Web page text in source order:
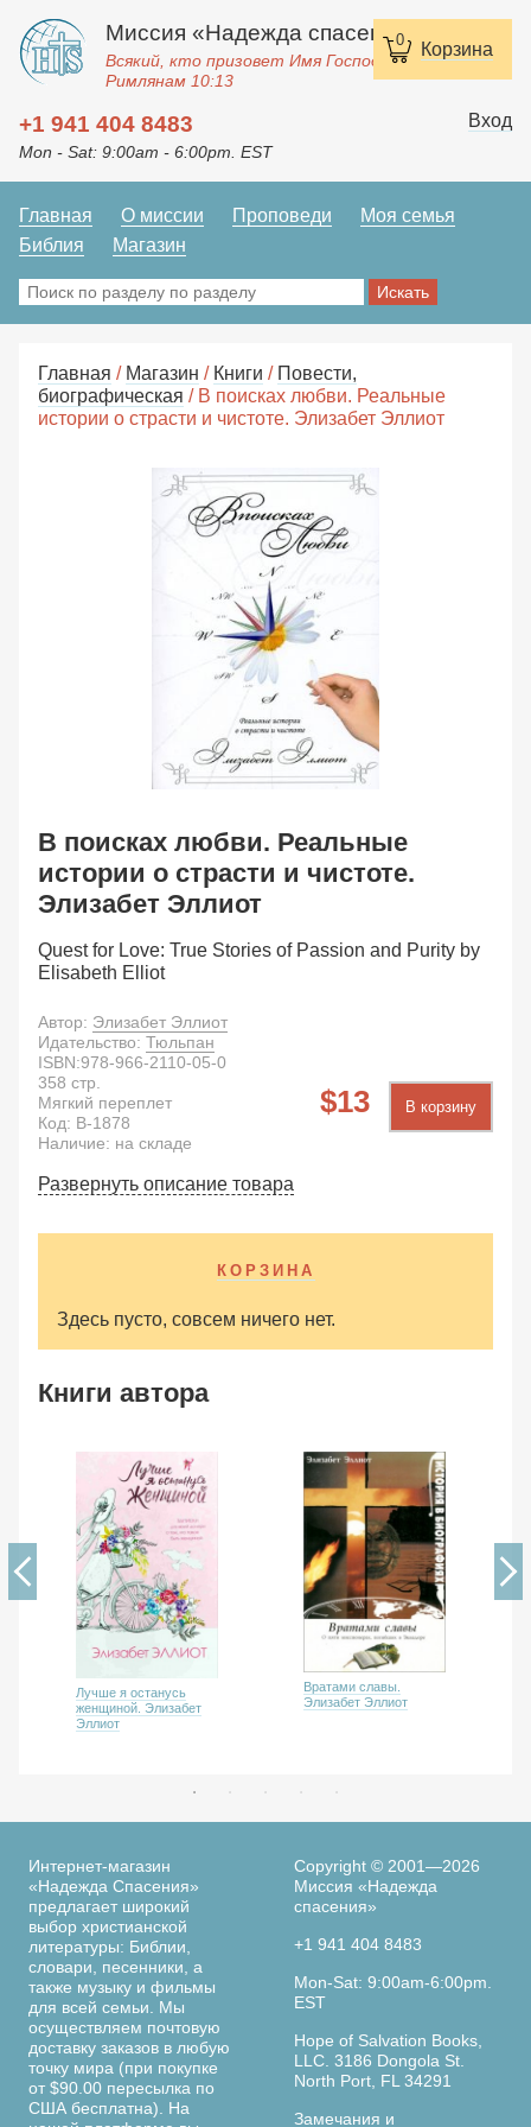
0 Корзина
Миссия «Надежда спасения»
Всякий, кто призовет Имя Господне, спасется.
Римлянам 10:13
+1 941 404 8483
Mon - Sat: 9:00am - 6:00pm. EST
Вход
Главная О миссии Проповеди
Моя семья
Библия
Магазин
Главная / Магазин / Книги / Повести,
биографическая / В поисках любви. Реальные
истории о страсти и чистоте. Элизабет Эллиот
В поисках любви. Реальные
истории о страсти и чистоте.
Элизабет Эллиот
Quest for Love: True Stories of Passion and Purity by
Elisabeth Elliot
Автор: Элизабет Эллиот
Идательство: Тюльпан
13 В корзину
ISBN:978-966-2110-05-0
358 стр.
Мягкий переплет
Код: B-1878
Наличие: на складе
Развернуть описание товара
КОРЗИНА
Здесь пусто, совсем ничего нет.
Книги автора
Лучше я останусь
женщиной. Элизабет
Эллиот
Вратами славы.
Элизабет Эллиот
Интернет-магазин
«Надежда Спасения»
предлагает широкий
выбор христианской
литературы: Библии,
словари, песенники, а
также музыку и фильмы
для всей семьи. Мы
осуществляем почтовую
доставку заказов в любую
точку мира (при покупке
от $90.00 пересылка по
США бесплатна). На
Copyright © 2001—2026
Миссия «Надежда
спасения»
+1 941 404 8483
Mon-Sat: 9:00am-6:00pm.
EST
Hope of Salvation Books,
LLC. 3186 Dongola St.
North Port, FL 34291
Замечания и